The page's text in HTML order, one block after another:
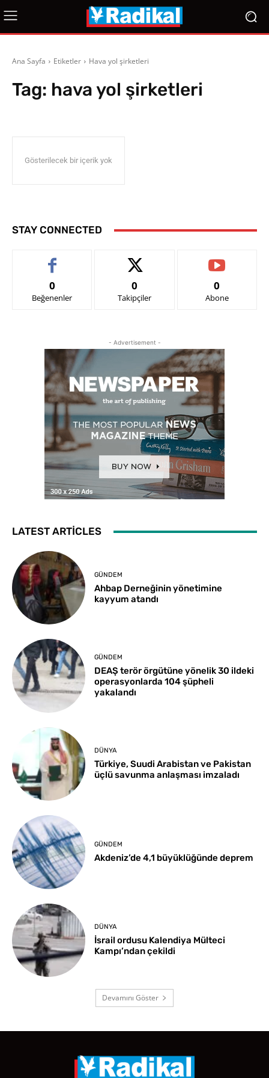
Ana Sayfa Etiketler Hava yol şirketleri
Tag: hava yol şirketleri
Gösterilecek bir içerik yok
STAY CONNECTED
0
Beğenenler
0
Takipçiler
0
Abone
- Advertisement -
LATEST ARTICLES
GÜNDEM
Ahbap Derneğinin yönetimine
kayyum atandı
GÜNDEM
DEAŞ terör örgütüne yönelik 30 ildeki
operasyonlarda 104 şüpheli
yakalandı
DÜNYA
Türkiye, Suudi Arabistan ve Pakistan
üçlü savunma anlaşması imzaladı
GÜNDEM
Akdeniz’de 4,1 büyüklüğünde deprem
DÜNYA
İsrail ordusu Kalendiya Mülteci
Kampı’ndan çekildi
Devamını Göster